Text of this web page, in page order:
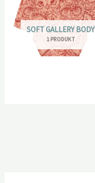
SOFT GALLERY BODY
1 PRODUKT